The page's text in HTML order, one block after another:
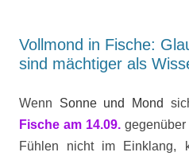
Vollmond in Fische:
sind mächtiger als
Wenn Sonne und Mond
Fische am 14.09.
Fühlen nicht im Einklang,